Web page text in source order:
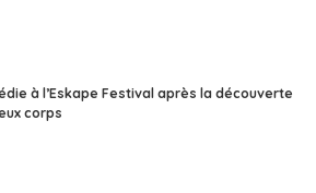
à l’Eskape Festival après la découverte
corps